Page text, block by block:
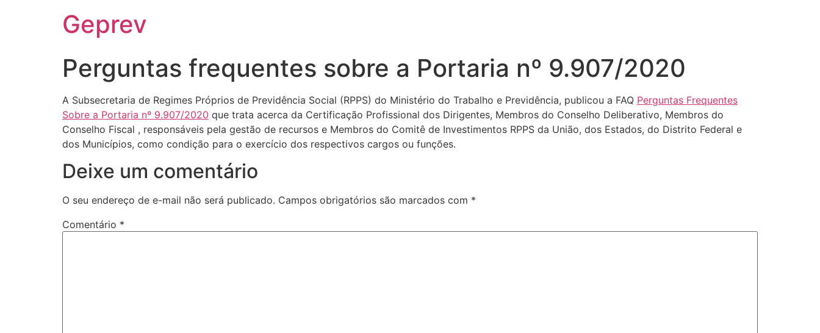
Geprev
Perguntas frequentes sobre a Portaria nº 9.907/2020
A Subsecretaria de Regimes Próprios de Previdência Social (RPPS) do Ministério do Trabalho e Previdência, publicou a FAQ Perguntas Frequentes
Sobre a Portaria nº 9.907/2020 que trata acerca da Certificação Profissional dos Dirigentes, Membros do Conselho Deliberativo, Membros do
Conselho Fiscal , responsáveis pela gestão de recursos e Membros do Comitê de Investimentos RPPS da União, dos Estados, do Distrito Federal e
dos Municípios, como condição para o exercício dos respectivos cargos ou funções.
Deixe um comentário
O seu endereço de e-mail não será publicado. Campos obrigatórios são marcados com *
Comentário *